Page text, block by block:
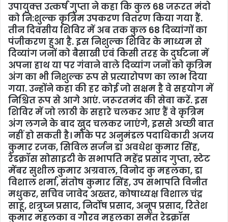
उपायुक्‍त उत्कर्ष गुप्ता ने कहा कि कुल 68 जरूरत मंदो
को नि:शुल्क कृत्रिम उपकरण वितरण किया गया हैं.
तीन दिवसीय शिविर में अब तक कुल 68 दिव्यांगों का
पंजीकरण हुआ है. इस निशुल्क शिविर के माध्यम से
दिव्यांग जनों को बैसाखी एवं किसी तरह के दुर्घटना में
अपना हाथ या पर गंवाने वाले दिव्यांग जनों को कृत्रिम
अंग का भी निशुल्क रूप से प्रत्यारोपण का लाभ दिया
गया. उन्होंने कहा की हर कोई जो सक्षम है वे सहयोग में
निश्चित रूप से आगे आएं. जरूरतमंद की सेवा करें. इस
शिविर में जो लाठी के सहारे चलकर आए हैं वे कृत्रिम
अंग लगने के बाद खुद चलकर जाएंगे, इससे अच्छी बात
नहीं हो सकती है। मौके पर अनुमंडल पदाधिकारी अजय
कुमार रजक, सिविल सर्जन डा अवधेश कुमार सिंह,
रेडक्रॉस सोसाइटी के सभापति महेंद्र प्रसाद गुप्ता, स्‍टेट
मेंबर सुशील कुमार अग्रवाल, विनोद कु महलका, डा
विशाल शर्मा, संतोष कुमार सिंह, उप सभापति विनीत
मधुकर, सचिव जावेद अख्तर, कोषाध्यक्ष विशाल चंद्र
साहू, शत्रुघ्‍न प्रसाद, निर्दोष प्रसाद, अनूप प्रसाद, रितेश
कुमार महलका व गौरव महलका समेंत रेडक्रॉस